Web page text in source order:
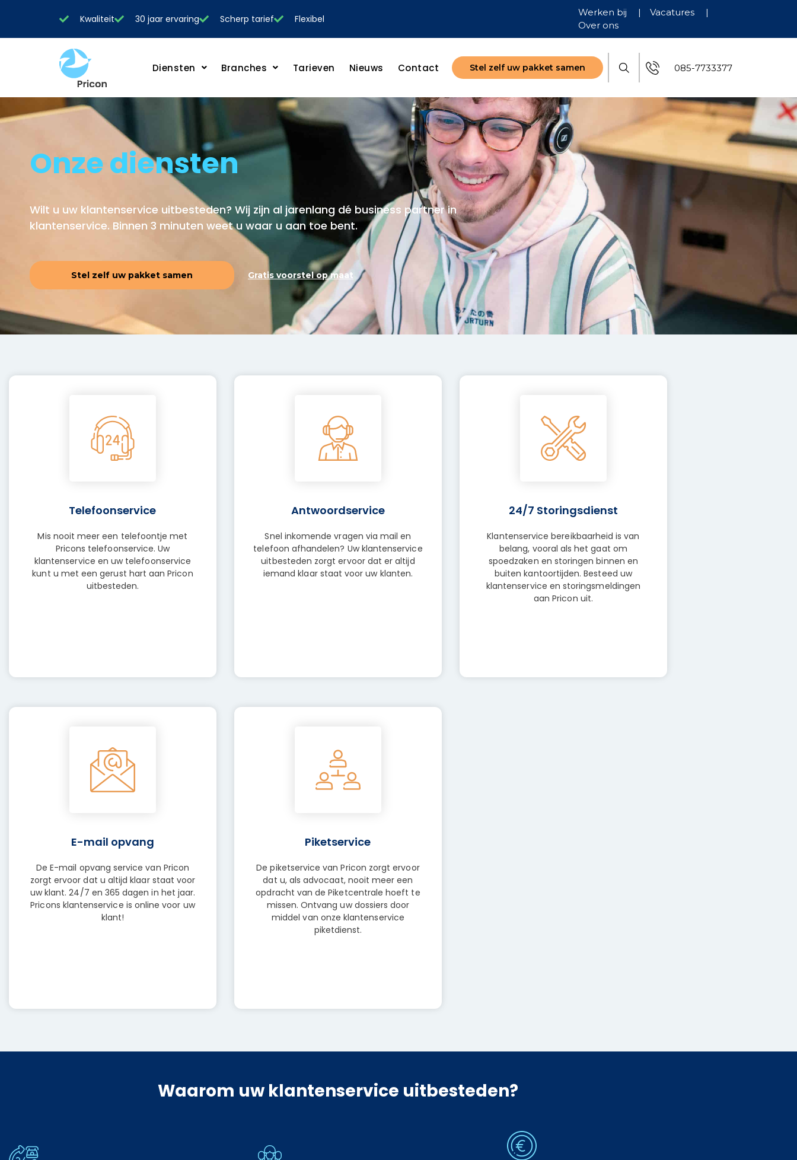
Kwaliteit 30 jaar ervaring Scherp tarief Flexibel
Werken bij | Vacatures
|
Over ons
Diensten Branches Tarieven Nieuws Contact Stel zelf uw pakket samen 085-7733377
Onze diensten
Wilt u uw klantenservice uitbesteden? Wij zijn al jarenlang dé business partner in
klantenservice. Binnen 3 minuten weet u waar u aan toe bent.
Stel zelf uw pakket samen Gratis voorstel op maat
Telefoonservice
Mis nooit meer een telefoontje met
Pricons telefoonservice. Uw
klantenservice en uw telefoonservice
kunt u met een gerust hart aan Pricon
uitbesteden.
Antwoordservice
Snel inkomende vragen via mail en
telefoon afhandelen? Uw klantenservice
uitbesteden zorgt ervoor dat er altijd
iemand klaar staat voor uw klanten.
24/7 Storingsdienst
Klantenservice bereikbaarheid is van
belang, vooral als het gaat om
spoedzaken en storingen binnen en
buiten kantoortijden. Besteed uw
klantenservice en storingsmeldingen
aan Pricon uit.
E-mail opvang
De E-mail opvang service van Pricon
zorgt ervoor dat u altijd klaar staat voor
uw klant. 24/7 en 365 dagen in het jaar.
Pricons klantenservice is online voor uw
klant!
Piketservice
De piketservice van Pricon zorgt ervoor
dat u, als advocaat, nooit meer een
opdracht van de Piketcentrale hoeft te
missen. Ontvang uw dossiers door
middel van onze klantenservice
piketdienst.
Waarom uw klantenservice uitbesteden?